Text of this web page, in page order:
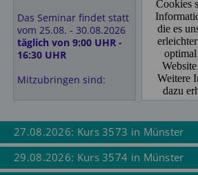
Das Seminar findet statt
vom 25.08. - 30.08.2026
täglich von 9:00 UHR -
16:30 UHR
Mitzubringen sind:
Handtuch
• Schreibutensilien
HT5 • Schreibutensilien
27.08.2026: Kurs 3573 in Münster
29.08.2026: Kurs 3574 in Münster